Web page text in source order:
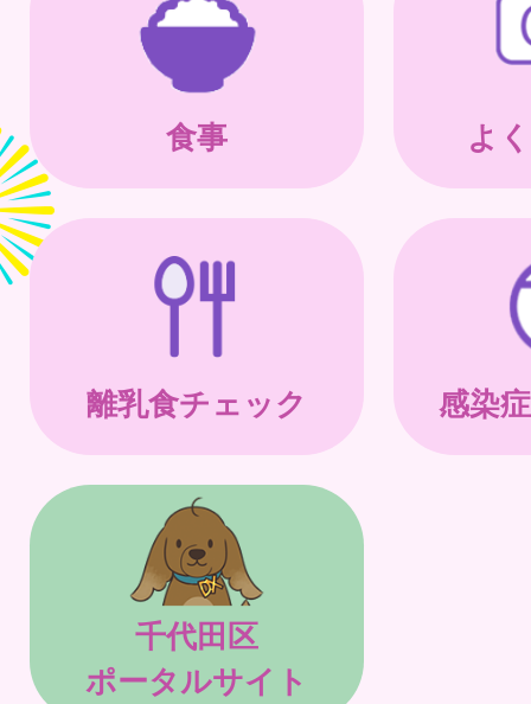
食事 よ
離乳食チェック 感染
千代田区
ポータルサイト